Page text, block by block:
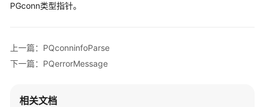
指
南
发
PGconn类型指针。
上一篇：PQconninfoParse
下一篇：PQerrorMessage
相关文档